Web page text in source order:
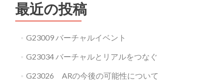
最近の投稿
G23009 バーチャルイベント
G23034 バーチャルとリアルをつなぐ
G23026 ARの今後の可能性について